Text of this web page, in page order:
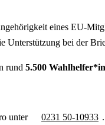
eines EU-
bei der
rund 5.500
unter 0231 50-10933 .